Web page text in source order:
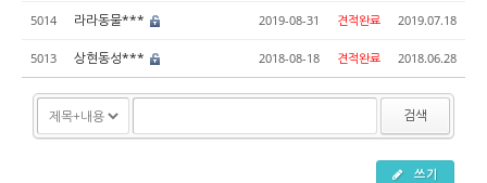
5014 라라동물*** 2019-08-31 견적완료 2019.07.18
5013 상현동성*** 2018-08-18 견적완료 2018.06.28
검색
쓰기